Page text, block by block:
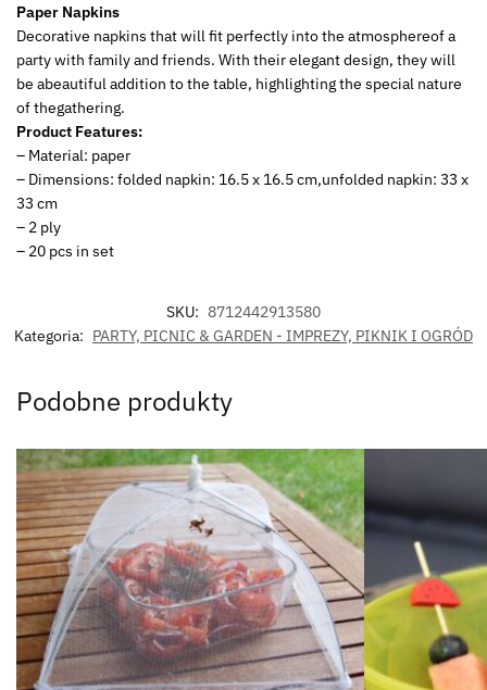
Paper Napkins
Decorative napkins that will fit perfectly into the atmosphereof a
party with family and friends. With their elegant design, they will
be abeautiful addition to the table, highlighting the special nature
of thegathering.
Product Features:
– Material: paper
– Dimensions: folded napkin: 16.5 x 16.5 cm,unfolded napkin: 33 x
33 cm
– 2 ply
– 20 pcs in set
SKU: 8712442913580
Kategoria: PARTY, PICNIC & GARDEN - IMPREZY, PIKNIK I OGRÓD
Podobne produkty